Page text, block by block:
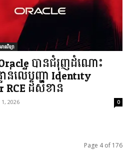
នវិទ្យា
បានជំរុញដំណោះ
ន់លើបញ្ហា Identity
RCE ដ៏សំខាន់
2026 0
Page 4 of 176